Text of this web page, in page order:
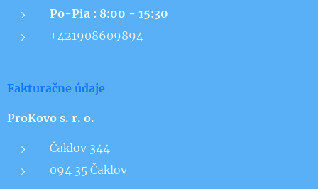
Po-Pia : 8:00 - 15:30
+421908609894
Fakturačne údaje
ProKovo s. r. o.
Čaklov 344
094 35 Čaklov